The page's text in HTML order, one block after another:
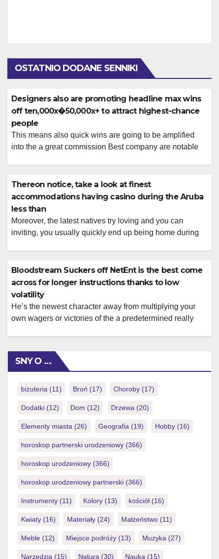
OSTATNIO DODANE SENNIKI
Designers also are promoting headline max wins
off ten,000x�50,000x+ to attract highest-chance
people
This means also quick wins are going to be amplified
into the a great commission Best company are notable
brand new releases across controlled locations. The
fresh designer behind a position has a major impact on
game play high quality, […]
Thereon notice, take a look at finest
accommodations having casino during the Aruba
less than
Moreover, the latest natives try loving and you can
inviting, you usually quickly end up being home during
will Eagle Seashore. Happy to strike the harbors while
you are experiencing the luxury of your resorts & […]
Bloodstream Suckers off NetEnt is the best come
across for longer instructions thanks to low
volatility
He’s the newest character away from multiplying your
own wagers or victories of the a predetermined really
twelve,075x. These are generally the new online game
the spot where the math works for […]
SNY O …
biżuteria (11) Broń (17) Choroby (17)
Dodatki (12) Dom (12) Drzewa (20)
Elementy miasta (26) Geografia (19) Hobby (16)
horoskop partnerski urodzeniowy (366)
horoskop urodzeniowy (366)
horoskop urodzeniowy partnerski (366)
Instrumenty (11) Kolory (13) kościół (16)
Kwiaty (16) Materiały (24) Małżeństwo (11)
Meble (12) Miejsce podróży (13) Muzyka (27)
Narzędzia (15) Natura (30) Nauka (15)